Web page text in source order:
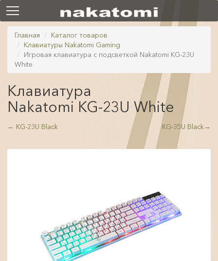
Главная
Каталог товаров
Клавиатуры Nakatomi Gaming
Игровая клавиатура с подсветкой Nakatomi KG-23U
White
Клавиатура
Nakatomi KG-23U White
← KG-23U Black KG-35U Black→